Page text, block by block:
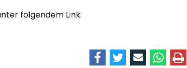
folgendem Link: